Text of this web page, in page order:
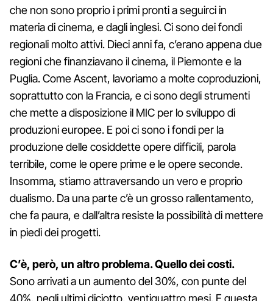
che non sono proprio i primi pronti a seguirci in
materia di cinema, e dagli inglesi. Ci sono dei fondi
regionali molto attivi. Dieci anni fa, c’erano appena due
regioni che finanziavano il cinema, il Piemonte e la
Puglia. Come Ascent, lavoriamo a molte coproduzioni,
soprattutto con la Francia, e ci sono degli strumenti
che mette a disposizione il MIC per lo sviluppo di
produzioni europee. E poi ci sono i fondi per la
produzione delle cosiddette opere difficili, parola
terribile, come le opere prime e le opere seconde.
Insomma, stiamo attraversando un vero e proprio
dualismo. Da una parte c’è un grosso rallentamento,
che fa paura, e dall’altra resiste la possibilità di mettere
in piedi dei progetti.
C’è, però, un altro problema. Quello dei costi.
Sono arrivati a un aumento del 30%, con punte del
40%, negli ultimi diciotto, ventiquattro mesi. E questa